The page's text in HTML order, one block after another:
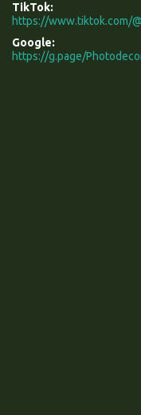
TikTok
Google
https://g.page/